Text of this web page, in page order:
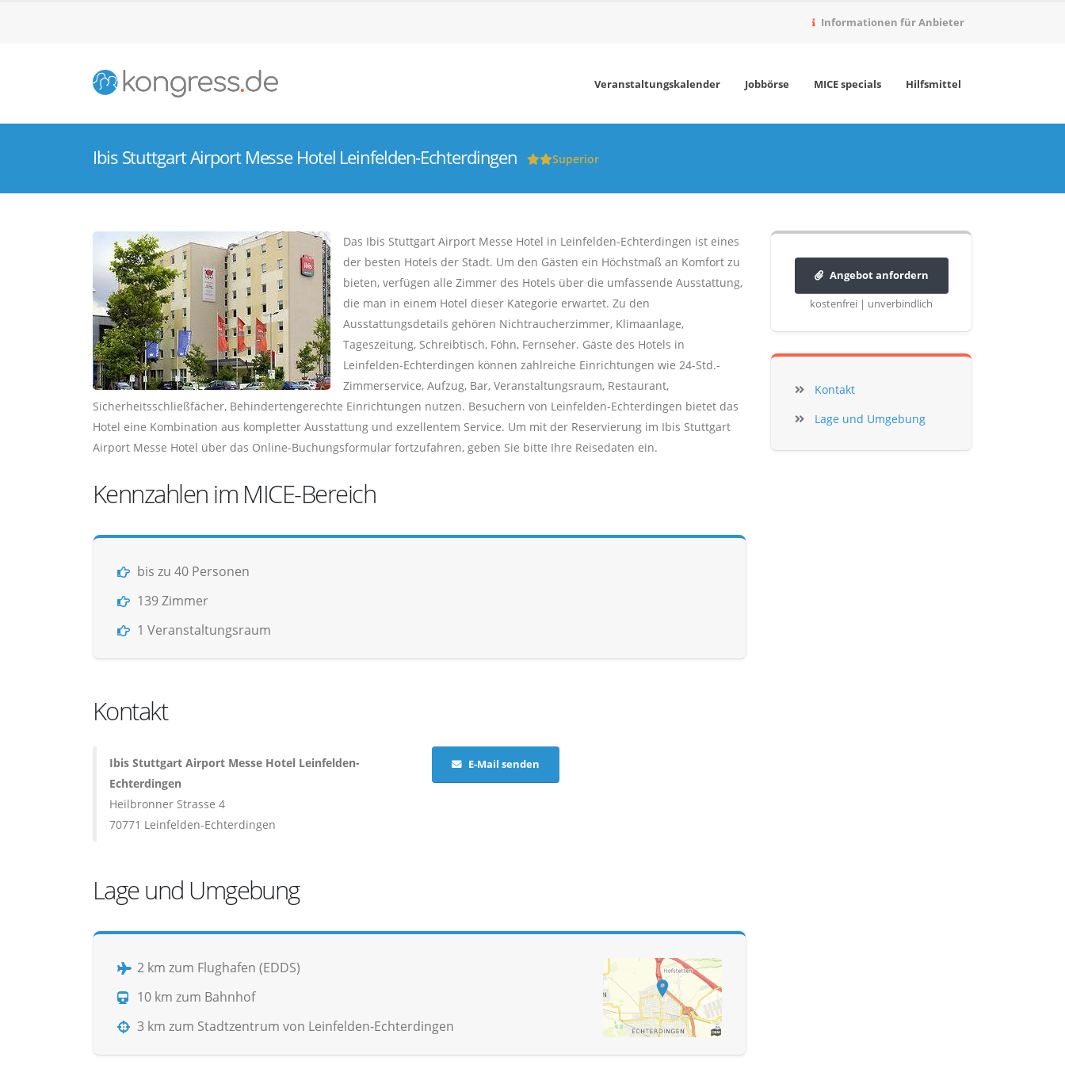
Informationen für Anbieter
Veranstaltungskalender Jobbörse MICE specials Hilfsmittel
Ibis Stuttgart Airport Messe Hotel Leinfelden-Echterdingen Superior
Das Ibis Stuttgart Airport Messe Hotel in Leinfelden-Echterdingen ist eines
der besten Hotels der Stadt. Um den Gästen ein Höchstmaß an Komfort zu
bieten, verfügen alle Zimmer des Hotels über die umfassende Ausstattung,
die man in einem Hotel dieser Kategorie erwartet. Zu den
Ausstattungsdetails gehören Nichtraucherzimmer, Klimaanlage,
Tageszeitung, Schreibtisch, Föhn, Fernseher. Gäste des Hotels in
Leinfelden-Echterdingen können zahlreiche Einrichtungen wie 24-Std.-
Zimmerservice, Aufzug, Bar, Veranstaltungsraum, Restaurant,
Sicherheitsschließfächer, Behindertengerechte Einrichtungen nutzen. Besuchern von Leinfelden-Echterdingen bietet das
Hotel eine Kombination aus kompletter Ausstattung und exzellentem Service. Um mit der Reservierung im Ibis Stuttgart
Airport Messe Hotel über das Online-Buchungsformular fortzufahren, geben Sie bitte Ihre Reisedaten ein.
Kennzahlen im MICE-Bereich
bis zu 40 Personen
139 Zimmer
1 Veranstaltungsraum
Kontakt
Ibis Stuttgart Airport Messe Hotel Leinfelden-
Echterdingen
Heilbronner Strasse 4
70771 Leinfelden-Echterdingen
E-Mail senden
Lage und Umgebung
2 km zum Flughafen (EDDS)
10 km zum Bahnhof
3 km zum Stadtzentrum von Leinfelden-Echterdingen
Angebot anfordern
kostenfrei | unverbindlich
Kontakt
Lage und Umgebung